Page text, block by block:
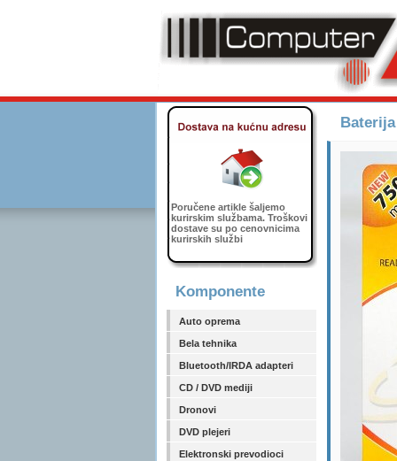
Poručene artikle šaljemo
kurirskim službama. Troškovi
dostave su po cenovnicima
kurirskih službi
Komponente
Auto oprema
Bela tehnika
Bluetooth/IRDA adapteri
CD / DVD mediji
Dronovi
DVD plejeri
Elektronski prevodioci
Baterija